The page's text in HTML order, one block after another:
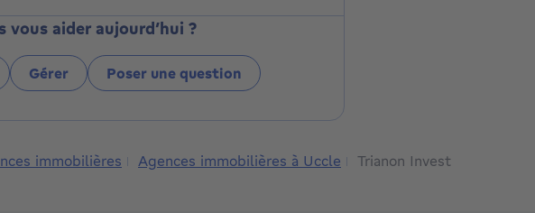
et signature, avec l'appui de
properties.com
aider aujourd’hui ?
Gérer Poser une question
immobilières Agences immobilières à Uccle Trianon Invest